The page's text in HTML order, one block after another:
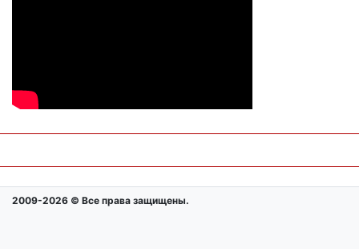
2009-2026 © Все права защищены.